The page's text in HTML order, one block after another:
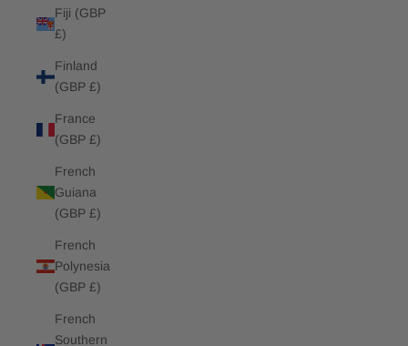
Fiji (GBP
£)
Finland
(GBP £)
France
(GBP £)
French
Guiana
(GBP £)
French
Polynesia
(GBP £)
French
Southern